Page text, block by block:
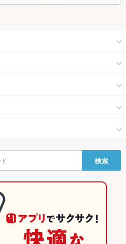
ださい。
ン・フレンチ
ピザ
チ
マルゲリータ
ンキング
ンキング
ン・フレンチランキング
検索